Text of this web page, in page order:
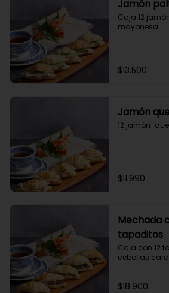
Jamón
Caja 12
mayonesa
$13.500
Jamón
12 jamón-
$11.990
Mechada
tapaditos
Caja con 12
cebollas
$18.900